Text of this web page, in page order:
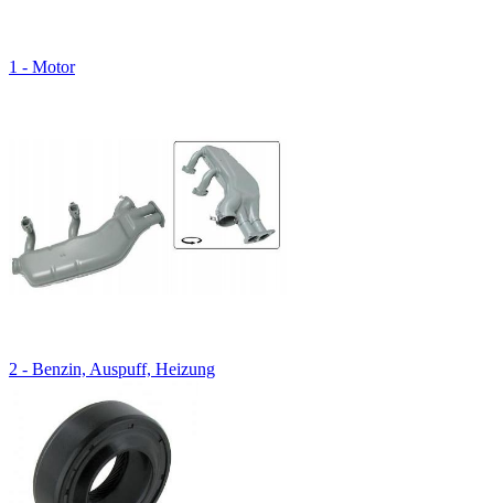
1 - Motor
2 - Benzin, Auspuff, Heizung